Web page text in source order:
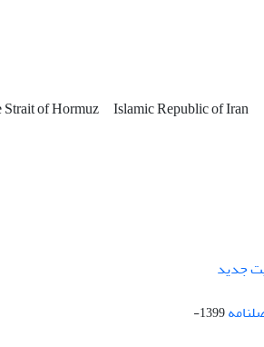
of Hormuz Islamic Republic of Iran
جدید
1399-